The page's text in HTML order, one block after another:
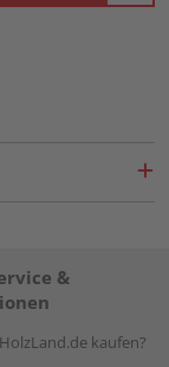
&
kaufen?